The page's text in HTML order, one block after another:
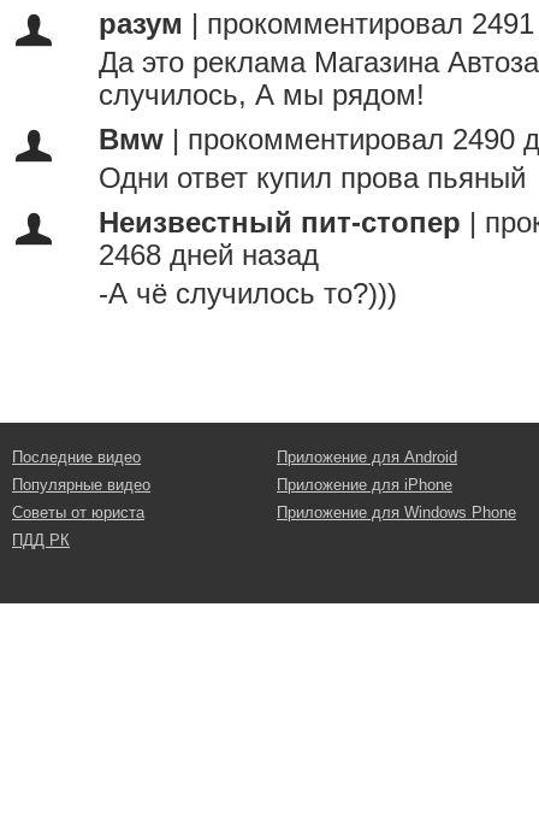
разум
прокомментировал
Да это реклама Магазина
случилось, А мы рядом!
Вмw
прокомментировал 2490
Одни ответ купил прова пьяный
Неизвестный пит-стопер
2468 дней назад
-А чё случилось то?)))
Последние видео
Популярные видео
Советы от юриста
ПДД РК
Приложение для Android
Приложение для iPhone
Приложение для Windows Phone